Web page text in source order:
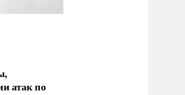
атак по